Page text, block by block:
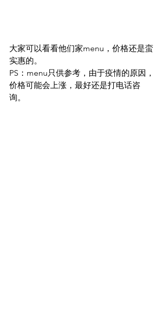
大家可以看看他们家menu，价格还是蛮
实惠的。
PS：menu只供参考，由于疫情的原因，
价格可能会上涨，最好还是打电话咨
询。